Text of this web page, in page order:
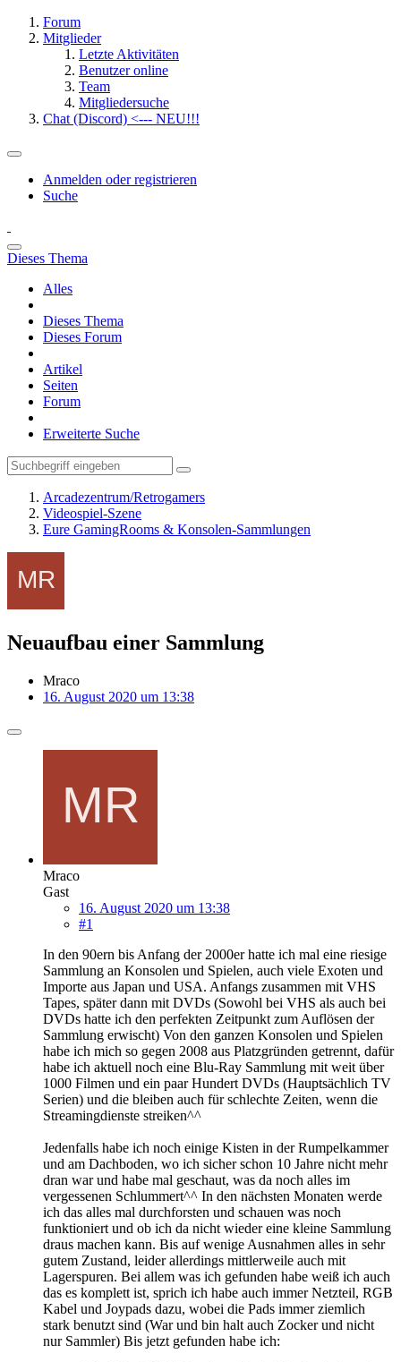
Forum
Mitglieder
Letzte Aktivitäten
Benutzer online
Team
Mitgliedersuche
Chat (Discord) <--- NEU!!!
Anmelden oder registrieren
Suche
Dieses Thema
Alles
Dieses Thema
Dieses Forum
Artikel
Seiten
Forum
Erweiterte Suche
Arcadezentrum/Retrogamers
Videospiel-Szene
Eure GamingRooms & Konsolen-Sammlungen
Neuaufbau einer Sammlung
Mraco
16. August 2020 um 13:38
Mraco
Gast
16. August 2020 um 13:38
#1
In den 90ern bis Anfang der 2000er hatte ich mal eine riesige
Sammlung an Konsolen und Spielen, auch viele Exoten und
Importe aus Japan und USA. Anfangs zusammen mit VHS
Tapes, später dann mit DVDs (Sowohl bei VHS als auch bei
DVDs hatte ich den perfekten Zeitpunkt zum Auflösen der
Sammlung erwischt) Von den ganzen Konsolen und Spielen
habe ich mich so gegen 2008 aus Platzgründen getrennt, dafür
habe ich aktuell noch eine Blu-Ray Sammlung mit weit über
1000 Filmen und ein paar Hundert DVDs (Hauptsächlich TV
Serien) und die bleiben auch für schlechte Zeiten, wenn die
Streamingdienste streiken^^
Jedenfalls habe ich noch einige Kisten in der Rumpelkammer
und am Dachboden, wo ich sicher schon 10 Jahre nicht mehr
dran war und habe mal geschaut, was da noch alles im
vergessenen Schlummert^^ In den nächsten Monaten werde
ich das alles mal durchforsten und schauen was noch
funktioniert und ob ich da nicht wieder eine kleine Sammlung
draus machen kann. Bis auf wenige Ausnahmen alles in sehr
gutem Zustand, leider allerdings mittlerweile auch mit
Lagerspuren. Bei allem was ich gefunden habe weiß ich auch
das es komplett ist, sprich ich habe auch immer Netzteil, RGB
Kabel und Joypads dazu, wobei die Pads immer ziemlich
stark benutzt sind (War und bin halt auch Zocker und nicht
nur Sammler) Bis jetzt gefunden habe ich: